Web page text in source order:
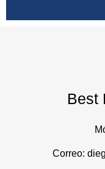
Best
Correo: